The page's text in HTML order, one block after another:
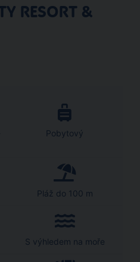
RESORT &
Pobytový
Pláž do 100 m
S výhledem na moře